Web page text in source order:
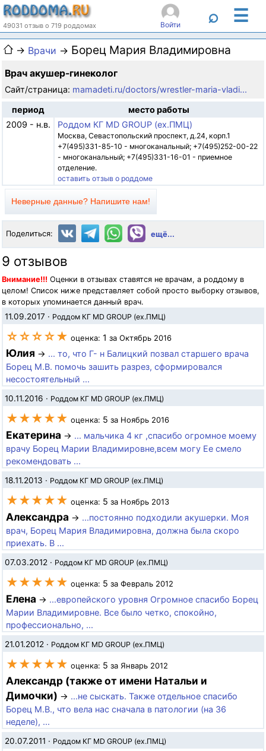
49031 отзыв о 719 роддомах Войти ⌕ ☰
→ Врачи → Борец Мария Владимировна
Врач акушер-гинеколог
Сайт/страница: mamadeti.ru/doctors/wrestler-maria-vladi...
период
место работы
2009 - н.в.
Роддом КГ MD GROUP (ex.ПМЦ)
Москва, Севастопольский проспект, д.24, корп.1
+7(495)331-85-10 - многоканальный; +7(495)252-00-22
- многоканальный; +7(495)331-16-01 - приемное
отделение.
оставить отзыв о роддоме
Неверные данные? Напишите нам!
Поделиться: ещё...
9 отзывов
Внимание!!! Оценки в отзывах ставятся не врачам, а роддому в
целом! Список ниже представляет собой просто выборку отзывов,
в которых упоминается данный врач.
11.09.2017 · Роддом КГ MD GROUP (ex.ПМЦ)
☆☆☆☆★ оценка: 1 за Октябрь 2016
Юлия → ... то, что Г- н Балицкий позвал старшего врача
Борец М.В. помочь зашить разрез, сформировался
несостоятельный ...
10.11.2016 · Роддом КГ MD GROUP (ex.ПМЦ)
★★★★★ оценка: 5 за Ноябрь 2016
Екатерина → ... мальчика 4 кг ,спасибо огромное моему
врачу Борец Марии Владимировне,всем могу Ее смело
рекомендовать ...
18.11.2013 · Роддом КГ MD GROUP (ex.ПМЦ)
★★★★★ оценка: 5 за Ноябрь 2013
Александра → ...постоянно подходили акушерки. Моя
врач, Борец Мария Владимировна, должна была скоро
приехать. В ...
07.03.2012 · Роддом КГ MD GROUP (ex.ПМЦ)
★★★★★ оценка: 5 за Февраль 2012
Елена → ...европейского уровня Огромное спасибо Борец
Марии Владимировне. Все было четко, спокойно,
профессионально, ...
21.01.2012 · Роддом КГ MD GROUP (ex.ПМЦ)
★★★★★ оценка: 5 за Январь 2012
Александр (также от имени Натальи и
Димочки) → ...не сыскать. Также отдельное спасибо
Борец М.В., что вела нас сначала в патологии (на 36
неделе), ...
20.07.2011 · Роддом КГ MD GROUP (ex.ПМЦ)